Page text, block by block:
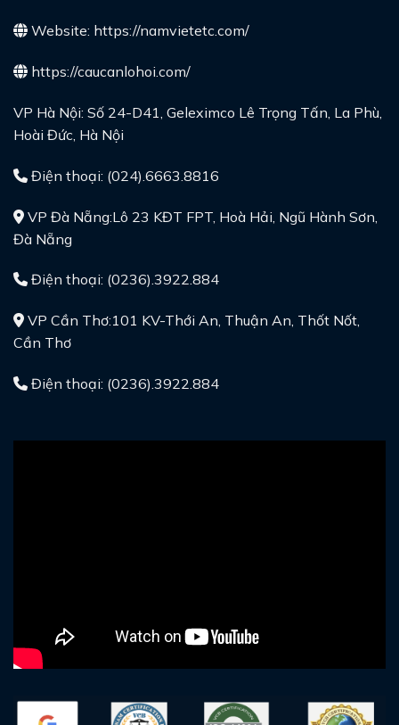
Website: https://namvietetc.com/
https://caucanlohoi.com/
VP Hà Nội: Số 24-D41, Geleximco Lê Trọng Tấn, La Phù,
Hoài Đức, Hà Nội
Điện thoại: (024).6663.8816
VP Đà Nẵng:Lô 23 KĐT FPT, Hoà Hải, Ngũ Hành Sơn,
Đà Nẵng
Điện thoại: (0236).3922.884
VP Cần Thơ:101 KV-Thới An, Thuận An, Thốt Nốt,
Cần Thơ
Điện thoại: (0236).3922.884